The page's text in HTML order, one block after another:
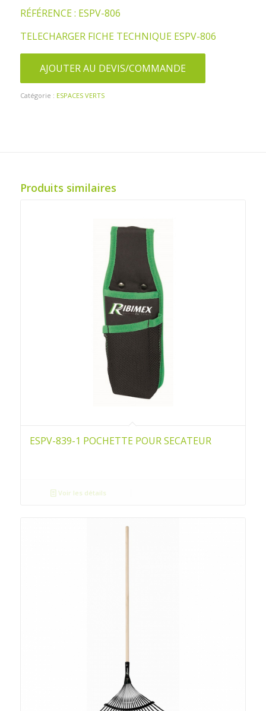
RÉFÉRENCE : ESPV-806
TELECHARGER FICHE TECHNIQUE ESPV-806
AJOUTER AU DEVIS/COMMANDE
Catégorie : ESPACES VERTS
Produits similaires
ESPV-839-1 POCHETTE POUR SECATEUR
Voir les détails